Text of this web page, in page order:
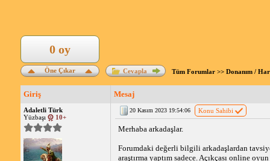
Öne Çıkar
0 oy
Cevapla Tüm Forumlar>> Donanım /
Giriş Mesaj
Adaletli Türk
Yüzbaşı
10+
20 Kasım 2023 19:54:06 Konu Sahibi
Merhaba arkadaşlar.
Forumdaki değerli bilgili arkadaşlardan
araştırma yaptım sadece. Açıkçası online oyun